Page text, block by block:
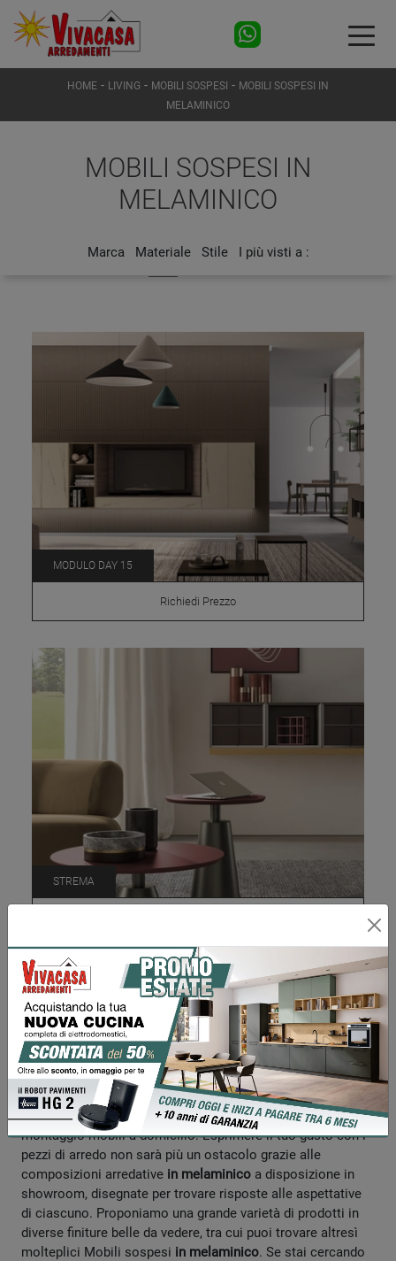
HOME - LIVING - MOBILI SOSPESI - MOBILI SOSPESI IN
MELAMINICO
MOBILI SOSPESI IN
MELAMINICO
Marca Materiale Stile I più visti a :
MODULO DAY 15
Richiedi Prezzo
STREMA
Mobili sospesi in melaminico
Le composizioni arredative completano gli spazi indoor, per
tale motivo è consigliabile valutare con attenzione gli
arredi. Con il fine di garantire la totale soddisfazione per
gliclienti, diamo unaconsulenza di assistenza
nell'arredamento, con la verifica delle misure e con
montaggio mobili a domicilio. Esprimere il tuo gusto con i
pezzi di arredo non sarà più un ostacolo grazie alle
composizioni arredative in melaminico a disposizione in
showroom, disegnate per trovare risposte alle aspettative
di ciascuno. Proponiamo una grande varietà di prodotti in
diverse finiture belle da vedere, tra cui puoi trovare altresì
molteplici Mobili sospesi in melaminico. Se stai cercando